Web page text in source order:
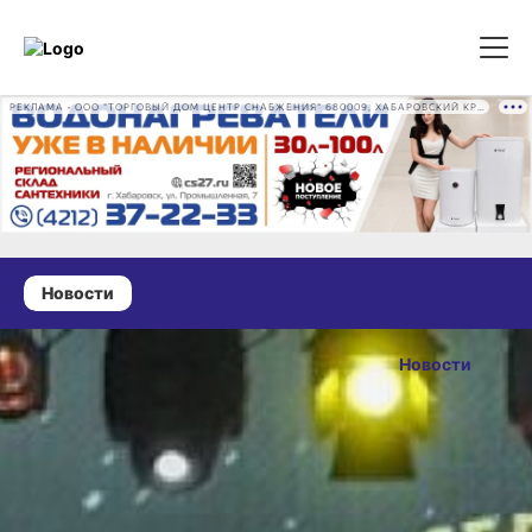
Новости
19 июля 2024 г., 19:30
Среди
садоводов
и огородников
края выявят
лучших
Новости
ОПУБЛИКОВАНО
19 июля 2024 г., 19:30